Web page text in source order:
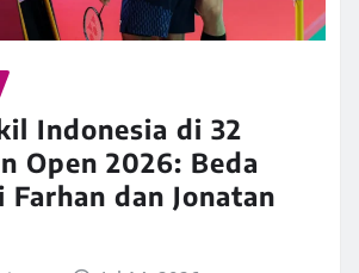
Indonesia di 32
Open 2026: Beda
dan Jonatan